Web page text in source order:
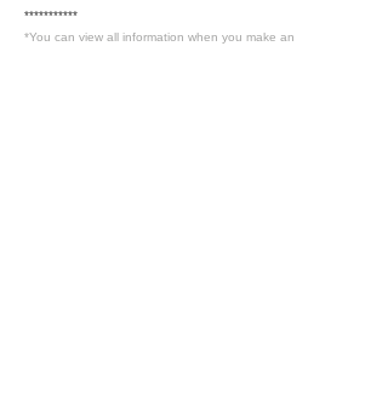
***********
*You can view all information when you make an